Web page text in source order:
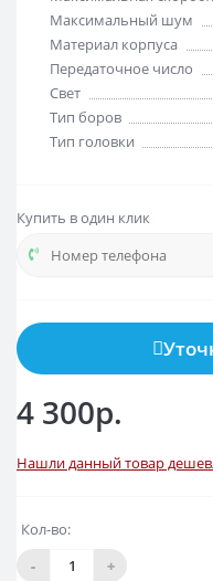
Максимальный шум
Материал корпуса
Передаточное число
Свет
Тип боров
Тип головки
Купить в один клик
4 300р.
Нашли данный товар
Кол-во:
-
+